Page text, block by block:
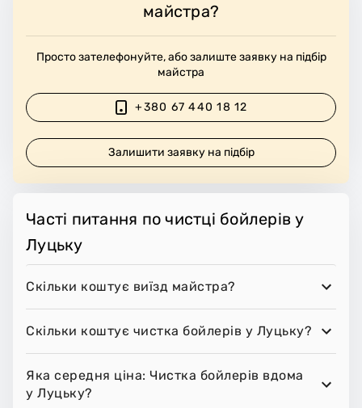
майстра?
Просто зателефонуйте, або залиште заявку на підбір
майстра
+380 67 440 18 12
Залишити заявку на підбір
Часті питання по чистці бойлерів у
Луцьку
Скільки коштує виїзд майстра?
Скільки коштує чистка бойлерів у Луцьку?
Яка середня ціна: Чистка бойлерів вдома
у Луцьку?